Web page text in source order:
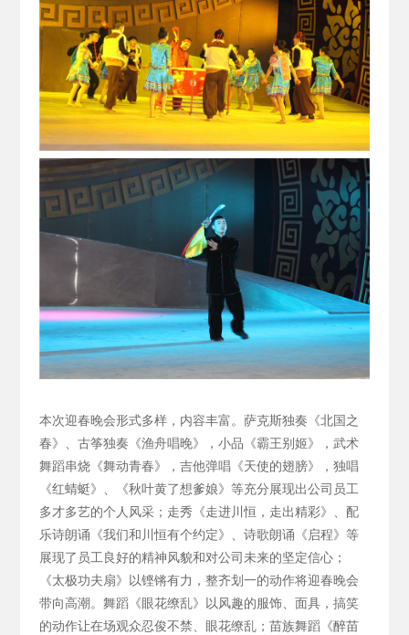
本次迎春晚会形式多样，内容丰富。萨克斯独奏《北国之
春》、古筝独奏《渔舟唱晚》，小品《霸王别姬》，武术
舞蹈串烧《舞动青春》，吉他弹唱《天使的翅膀》，独唱
《红蜻蜓》、《秋叶黄了想爹娘》等充分展现出公司员工
多才多艺的个人风采；走秀《走进川恒，走出精彩》、配
乐诗朗诵《我们和川恒有个约定》、诗歌朗诵《启程》等
展现了员工良好的精神风貌和对公司未来的坚定信心；
《太极功夫扇》以铿锵有力，整齐划一的动作将迎春晚会
带向高潮。舞蹈《眼花缭乱》以风趣的服饰、面具，搞笑
的动作让在场观众忍俊不禁、眼花缭乱；苗族舞蹈《醉苗